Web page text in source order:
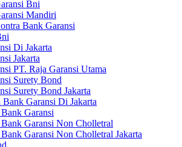
Bni
Mandiri
Bank Garansi
Di Jakarta
Jakarta
PT. Raja Garansi Utama
Surety Bond
Surety Bond Jakarta
Bank Garansi Di Jakarta
Garansi
Bank Garansi Non Cholletral
Bank Garansi Non Cholletral Jakarta